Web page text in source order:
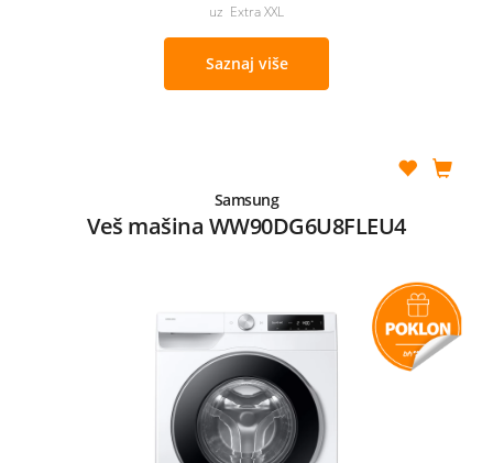
uz Extra XXL
Saznaj više
Samsung
Veš mašina WW90DG6U8FLEU4